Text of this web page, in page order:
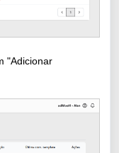
"Adicionar